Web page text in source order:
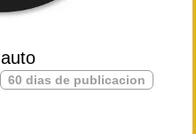
60 dias de publicacion